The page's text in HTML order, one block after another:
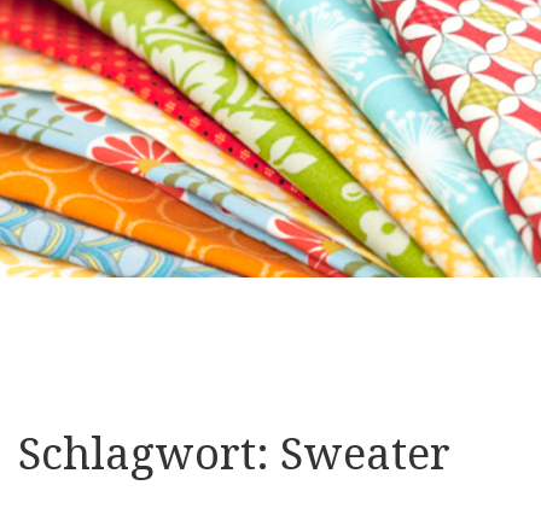
Schlagwort: Sweater